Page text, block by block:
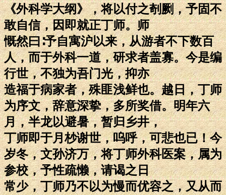
《外科学大纲》，将以付之剞劂，予固不
敢自信，因即就正丁师。师
慨然曰∶予自寓沪以来，从游者不下数百
人，而于外科一道，研求者盖寡。今是编
行世，不独为吾门光，抑亦
造福于病家者，殊匪浅鲜也。越日，丁师
为序文，辞意深挚，多所奖借。明年六
月，半龙以避暑，暂归乡井，
丁师即于月杪谢世，呜呼，可悲也已！今
岁冬，文孙济万，将丁师外科医案，属为
参校，予性疏懒，请谒之日
常少，丁师乃不以为慢而优容之，又从而